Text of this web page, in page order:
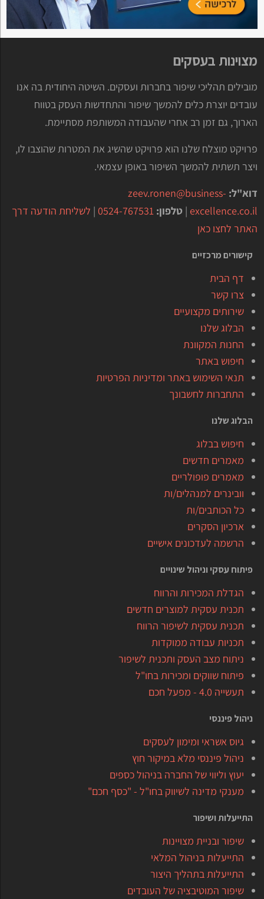
מצוינות בעסקים
מובילים תהליכי שיפור בחברות ועסקים. השיטה היחודית בה אנו
עובדים יוצרת כלים להמשך שיפור והתחדשות העסק בטווח
הארוך, גם זמן רב אחרי שהעבודה המשותפת מסתיימת.
פרויקט מוצלח שלנו הוא פרויקט שהשיג את המטרות שהוצבו לו,
ויצר תשתית להמשך השיפור באופן עצמאי.
דוא"ל: zeev.ronen@business-
excellence.co.il
| טלפון: 0524-767531
| לשליחת הודעה דרך
האתר לחצו כאן
קישורים מרכזיים
דף הבית
צרו קשר
שירותים מקצועיים
הבלוג שלנו
החנות המקוונת
חיפוש באתר
תנאי השימוש באתר ומדיניות הפרטיות
התחברות לחשבונך
הבלוג שלנו
חיפוש בבלוג
מאמרים חדשים
מאמרים פופולריים
וובינרים למנהלים/ות
כל הכותבים/ות
ארכיון הסקרים
הרשמה לעדכונים אישיים
פיתוח עסקי וניהול שינויים
הגדלת המכירות והרווח
תכנית עסקית למוצרים חדשים
תכנית עסקית לשיפור הרווח
תכניות עבודה ממוקדות
ניתוח מצב העסק ותכנית לשיפור
פיתוח שווקים ומכירות בחו"ל
תעשייה 4.0 - מפעל חכם
ניהול פיננסי
גיוס אשראי ומימון לעסקים
ניהול פיננסי מלא במיקור חוץ
יעוץ וליווי של החברה בניהול כספים
מענקי מדינה לשיווק בחו"ל - "כסף חכם"
התייעלות ושיפור
שיפור ובניית מצויינות
התייעלות בניהול המלאי
התייעלות בתהליך היצור
שיפור המוטיבציה של העובדים